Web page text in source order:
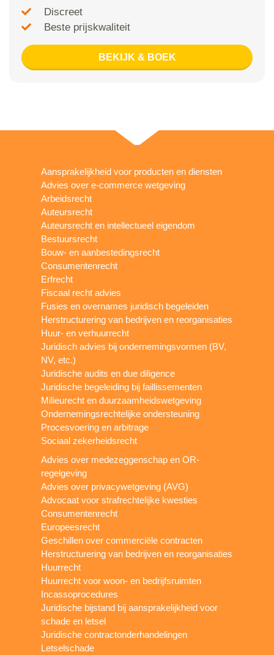
Discreet
Beste prijskwaliteit
BEKIJK & BOEK
Aansprakelijkheid voor producten en diensten
Advies over e-commerce wetgeving
Arbeidsrecht
Auteursrecht
Auteursrecht en intellectueel eigendom
Bestuursrecht
Bouw- en aanbestedingsrecht
Consumentenrecht
Erfrecht
Fiscaal recht advies
Fusies en overnames juridisch begeleiden
Herstructurering van bedrijven en reorganisaties
Huur- en verhuurrecht
Juridisch advies bij ondernemingsvormen (BV,
NV, etc.)
Juridische audits en due diligence
Juridische begeleiding bij faillissementen
Milieurecht en duurzaamheidswetgeving
Ondernemingsrechtelijke ondersteuning
Procesvoering en arbitrage
Sociaal zekerheidsrecht
Advies over medezeggenschap en OR-
regelgeving
Advies over privacywetgeving (AVG)
Advocaat voor strafrechtelijke kwesties
Consumentenrecht
Europeesrecht
Geschillen over commerciële contracten
Herstructurering van bedrijven en reorganisaties
Huurrecht
Huurrecht voor woon- en bedrijfsruimten
Incassoprocedures
Juridische bijstand bij aansprakelijkheid voor
schade en letsel
Juridische contractonderhandelingen
Letselschade